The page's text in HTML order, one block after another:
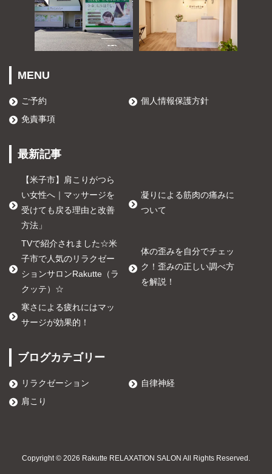
MENU
ご予約
個人情報保護方針
免責事項
最新記事
【米子市】肩こりがつら
い女性へ｜マッサージを
受けても戻る理由と改善
方法」
凝りによる筋肉の痛みに
ついて
TVで紹介されました☆米
子市で人気のリラクゼー
ションサロンRakutte（ラ
クッテ）☆
体の歪みを自分でチェッ
ク！歪みの正しい調べ方
を解説！
寒さによる疲れにはマッ
サージが効果的！
ブログカテゴリー
リラクゼーション
自律神経
肩こり
Copyright © 2026 Rakutte RELAXATION SALON All Rights Reserved.